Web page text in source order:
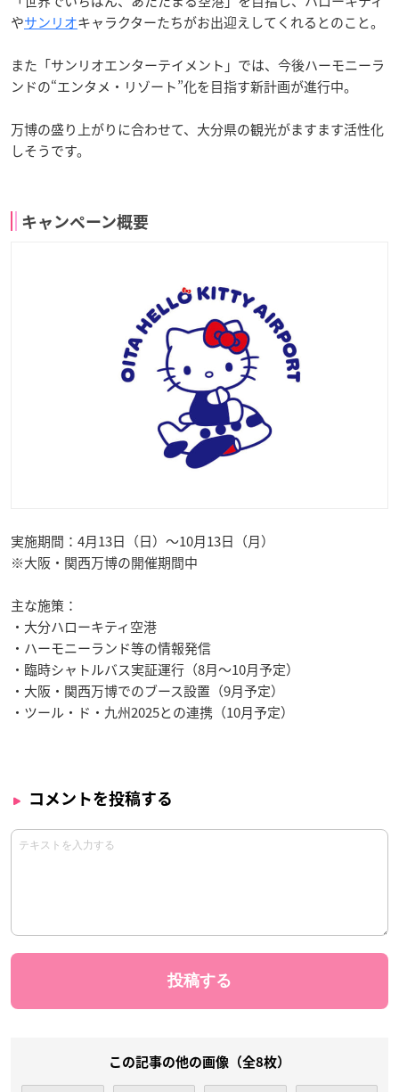
やサンリオキャラクターたちがお出迎えしてくれるとのこと。
また「サンリオエンターテイメント」では、今後ハーモニーラ
ンドの“エンタメ・リゾート”化を目指す新計画が進行中。
万博の盛り上がりに合わせて、大分県の観光がますます活性化
しそうです。
キャンペーン概要
実施期間：4月13日（日）～10月13日（月）
※大阪・関西万博の開催期間中
主な施策：
・大分ハローキティ空港
・ハーモニーランド等の情報発信
・臨時シャトルバス実証運行（8月～10月予定）
・大阪・関西万博でのブース設置（9月予定）
・ツール・ド・九州2025との連携（10月予定）
コメントを投稿する
この記事の他の画像（全8枚）